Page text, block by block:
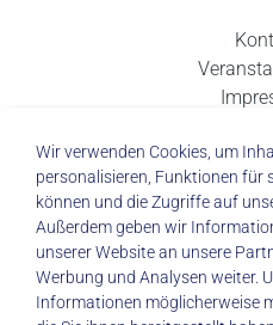
© 2026
Wir verwenden Cookies, um
personalisieren, Funktionen für
können und die Zugriffe auf
Außerdem geben wir
unserer Website an unsere
Werbung und Analysen weiter.
Informationen möglicherweise